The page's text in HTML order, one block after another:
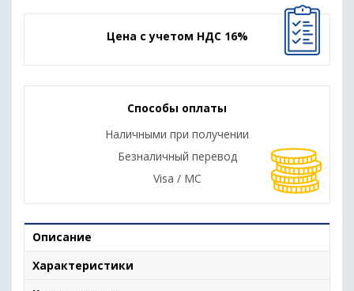
Цена с учетом НДС 16%
Способы оплаты
Наличными при получении
Безналичный перевод
Visa / MC
Описание
Характеристики